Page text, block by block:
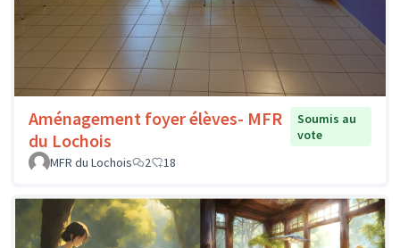
Aménagement foyer élèves- MFR
du Lochois
Soumis au
vote
MFR du Lochois
2 18